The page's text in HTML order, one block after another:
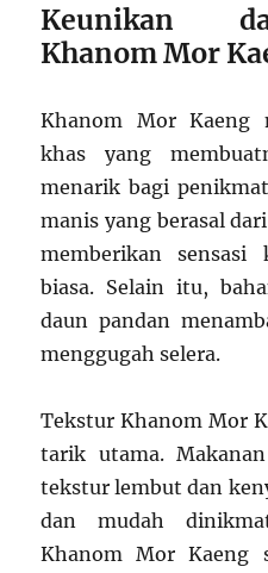
Keunikan
Khanom Mor
Khanom Mor Kaeng
khas yang
menarik bagi
manis yang berasal
memberikan
biasa. Selain itu,
daun pandan
menggugah selera.
Tekstur Khanom Mor
tarik utama.
tekstur lembut dan
dan mudah
Khanom Mor Kaeng